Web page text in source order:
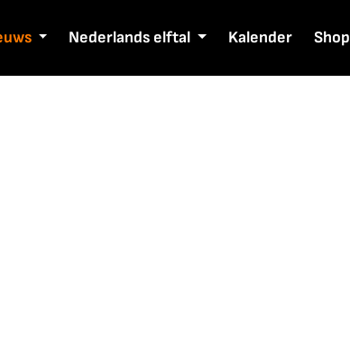
Nederlands elftal Kalender Shop